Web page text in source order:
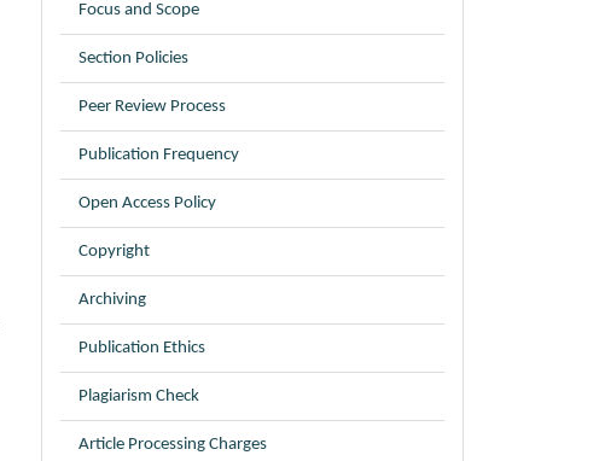
Focus and Scope
Section Policies
Peer Review Process
Publication Frequency
Open Access Policy
Copyright
Archiving
Publication Ethics
Plagiarism Check
Article Processing Charges